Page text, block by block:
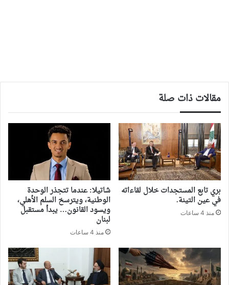
مقالات ذات صلة
بري تابع المستجدات خلال لقاءاته
في عين التينة.
منذ 4 ساعات
شاتيلا: عندما تتجذر الوحدة
الوطنية، ويترسخ السلم الأهلي،
ويسود القانون… يبدأ مستقبل
لبنان
منذ 4 ساعات